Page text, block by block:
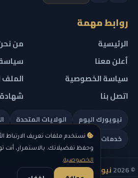
نستخدم ملفات تعريف الارتباط
وحفظ تفضيلاتك. بالاستمرار، أنت
الخصوصية.
روابط مهمة
الرئيسية
من
أعلن معنا
سياسة
سياسة الخصوصية
الملف
اتصل بنا
نيويورك اليوم الولايات المتحدة
خدمات تهمك
© 2026 نيويورك نيوز